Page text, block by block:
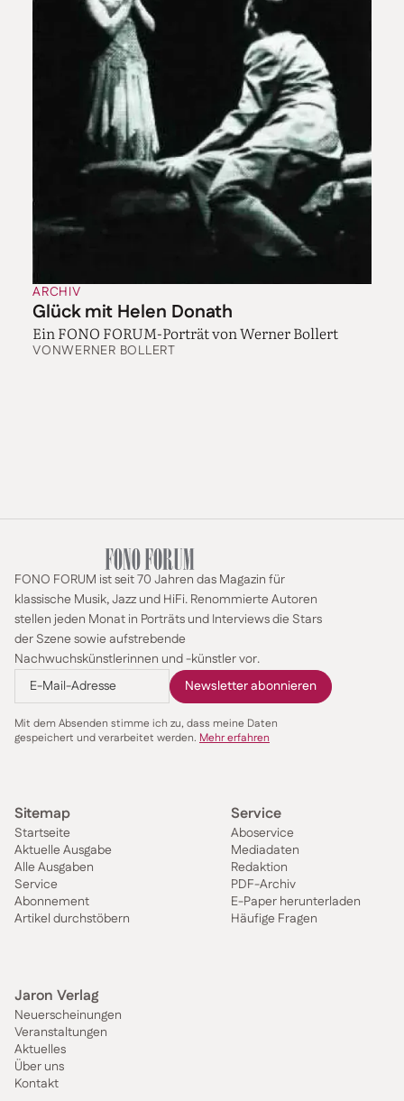
ARCHIV
Glück mit Helen Donath
Ein FONO FORUM-Porträt von Werner Bollert
VONWERNER BOLLERT
FONO FORUM ist seit 70 Jahren das Magazin für
klassische Musik, Jazz und HiFi. Renommierte Autoren
stellen jeden Monat in Porträts und Interviews die Stars
der Szene sowie aufstrebende
Nachwuchskünstlerinnen und -künstler vor.
Mit dem Absenden stimme ich zu, dass meine Daten
gespeichert und verarbeitet werden. Mehr erfahren
Sitemap
Startseite
Aktuelle Ausgabe
Alle Ausgaben
Service
Abonnement
Artikel durchstöbern
Service
Aboservice
Mediadaten
Redaktion
PDF-Archiv
E-Paper herunterladen
Häufige Fragen
Jaron Verlag
Neuerscheinungen
Veranstaltungen
Aktuelles
Über uns
Kontakt